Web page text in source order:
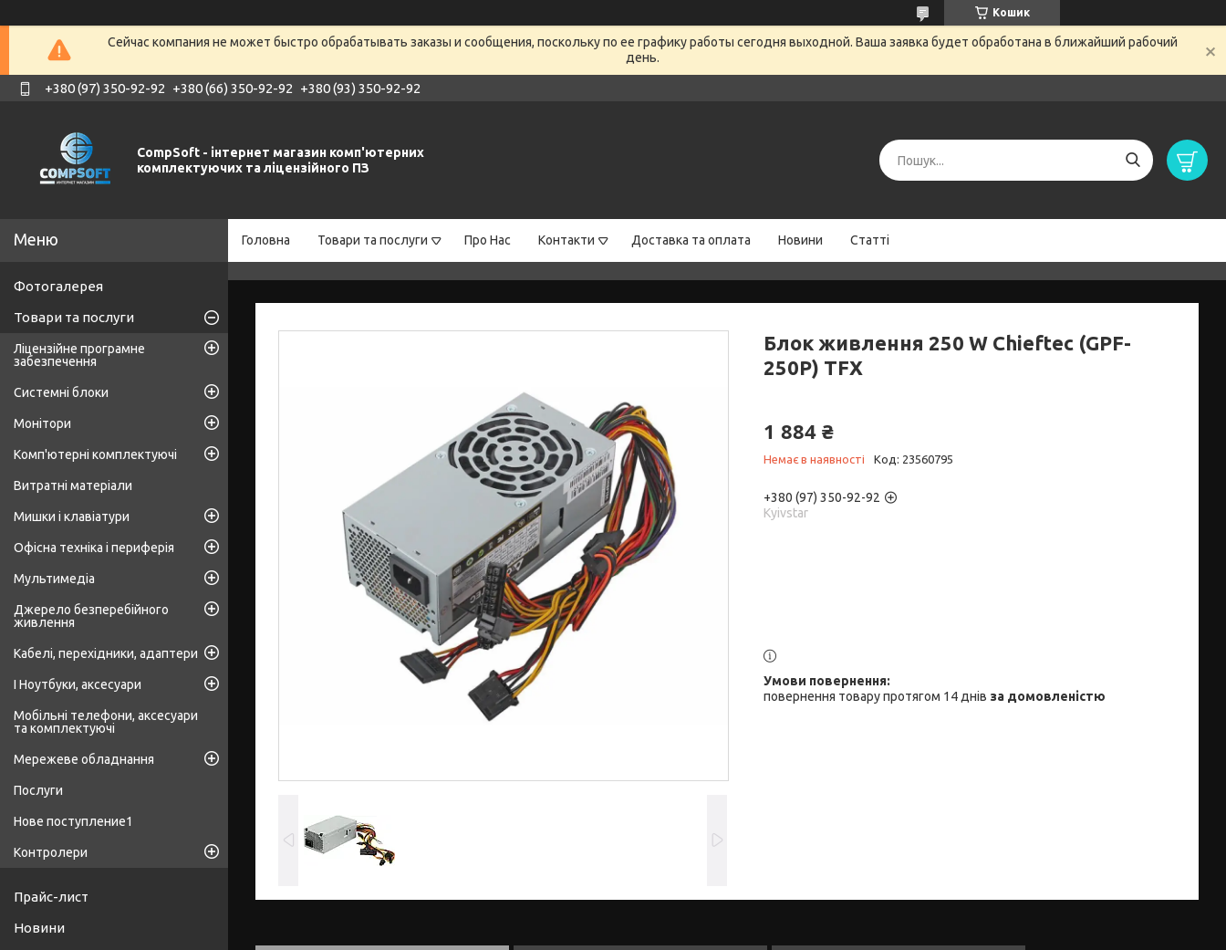
Кошик
Сейчас компания не может быстро обрабатывать заказы и сообщения, поскольку по ее графику работы сегодня выходной. Ваша заявка будет обработана в ближайший рабочий
день.
+380 (97) 350-92-92 +380 (66) 350-92-92 +380 (93) 350-92-92
CompSoft - інтернет магазин комп'ютерних
комплектуючих та ліцензійного ПЗ
Головна Товари та послуги Про Нас Контакти Доставка та оплата Новини Статті
Блок живлення 250 W Chieftec (GPF-
250P) TFX
1 884 ₴
Немає в наявності Код: 23560795
+380 (97) 350-92-92
Kyivstar
повернення товару протягом 14 днів за домовленістю
Фотогалерея
Товари та послуги
Ліцензійне програмне
забезпечення
Системні блоки
Монітори
Комп'ютерні комплектуючі
Витратні матеріали
Мишки і клавіатури
Офісна техніка і периферія
Мультимедіа
Джерело безперебійного
живлення
Кабелі, перехідники, адаптери
І Ноутбуки, аксесуари
Мобільні телефони, аксесуари
та комплектуючі
Мережеве обладнання
Послуги
Нове поступление1
Контролери
Прайс-лист
Новини